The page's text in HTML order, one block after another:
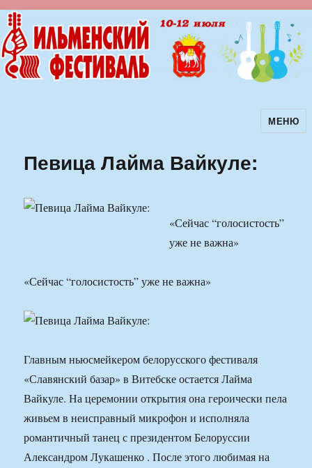
Ильменский фестиваль авторскойМЕНЮ
Певица Лайма Вайкуле:
«Сейчас “голосистость”
уже не важна»
«Сейчас “голосистость” уже не важна»
Главным ньюсмейкером белорусского фестиваля
«Славянский базар» в Витебске остается Лайма
Вайкуле. На церемонии открытия она героически пела
живьем в неисправный микрофон и исполняла
романтичный танец с президентом Белоруссии
Александром Лукашенко . После этого любимая на